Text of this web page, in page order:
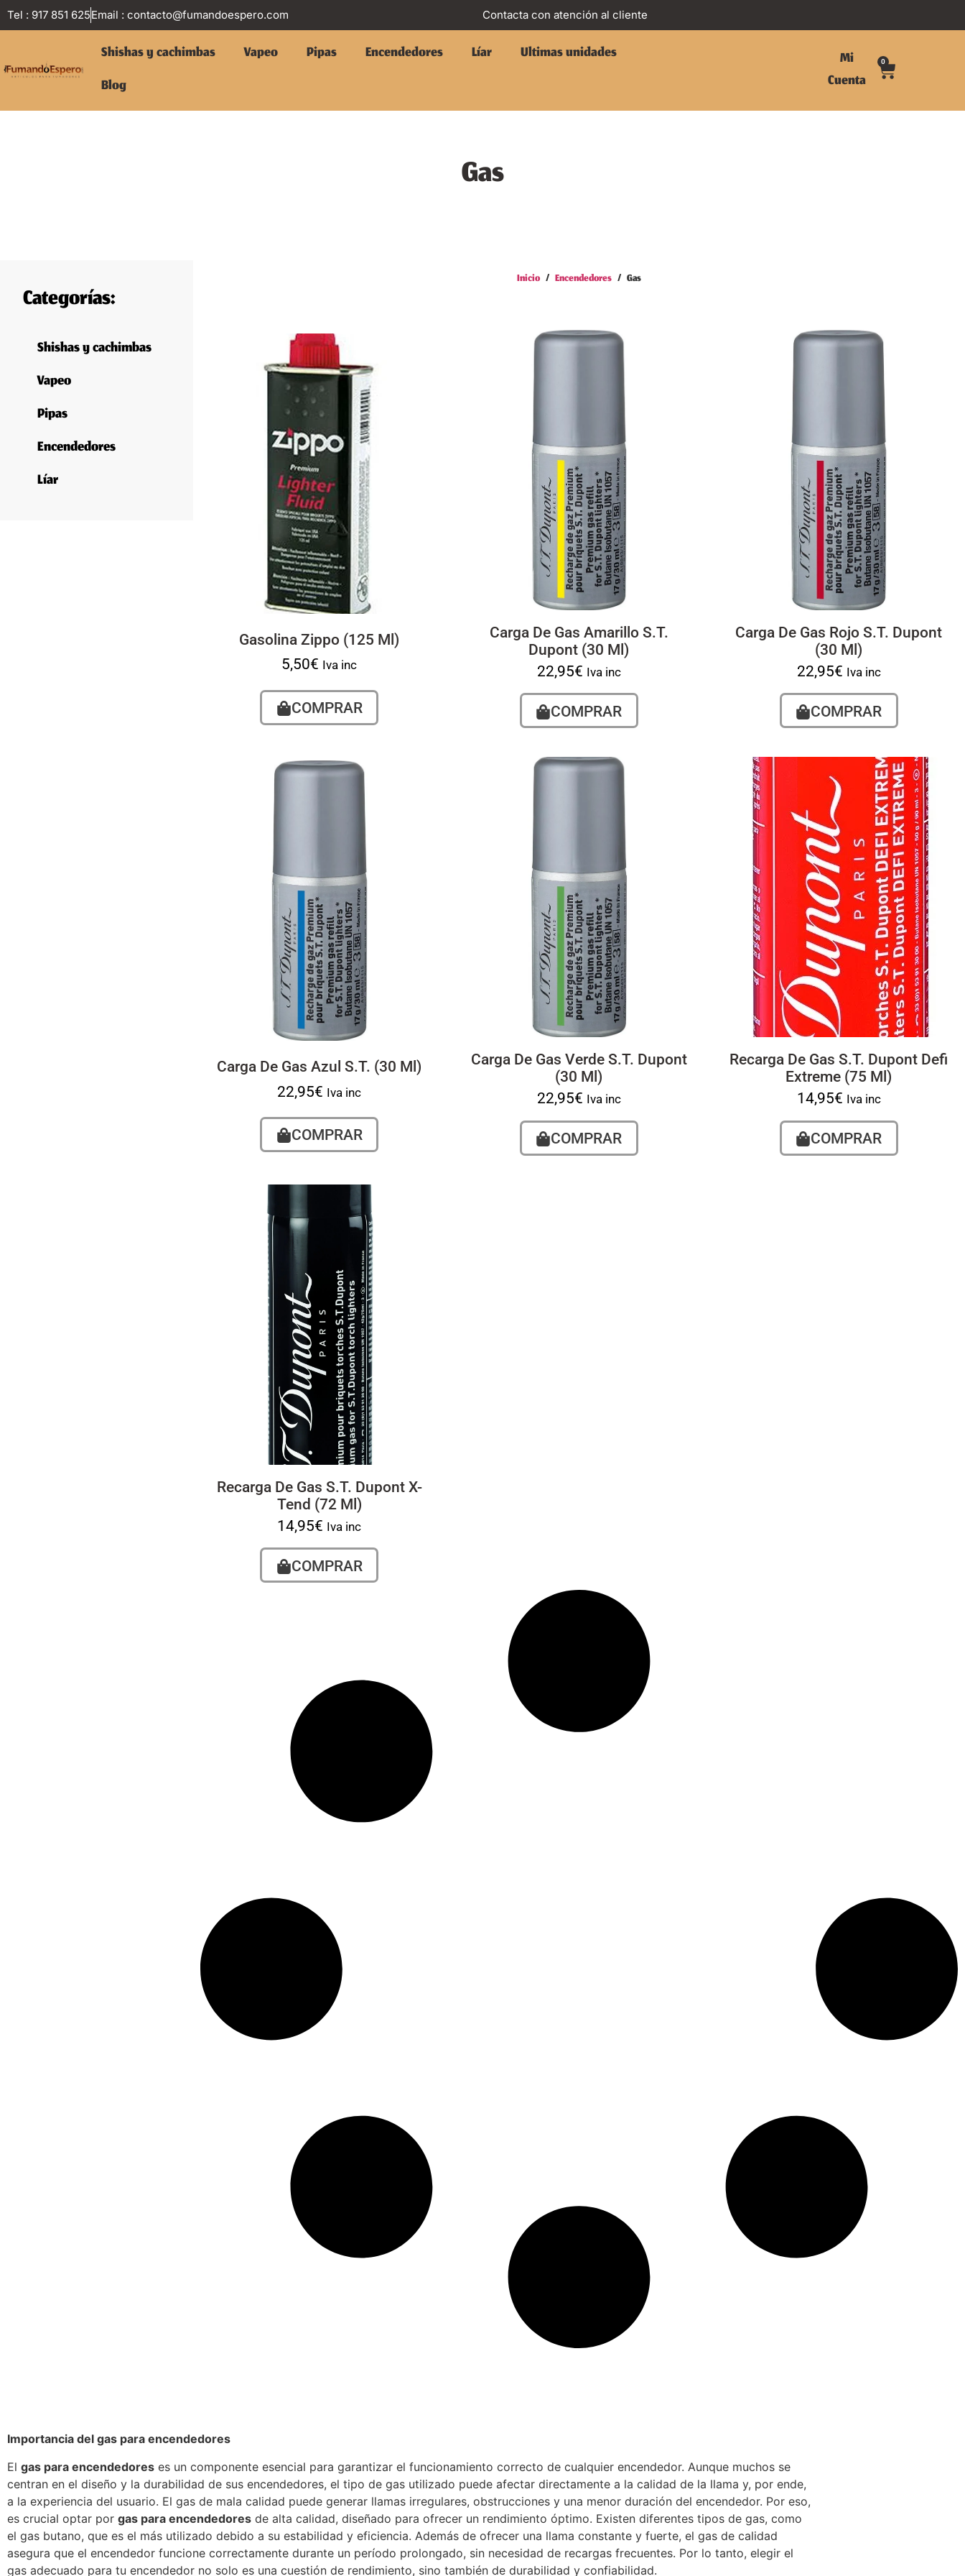
Tel : 917 851 625Email : contacto@fumandoespero.com Contacta con atención al cliente
Shishas y cachimbas Vapeo Pipas Encendedores Líar
Ultimas unidades
Blog
Mi
Cuenta
0
Gas
Categorías:
Shishas y cachimbas
Vapeo
Pipas
Encendedores
Líar
Inicio/ Encendedores/ Gas
Gasolina Zippo (125 Ml)
5,50€ Iva inc
COMPRAR
Carga De Gas Amarillo S.T.
Dupont (30 Ml)
22,95€ Iva inc
COMPRAR
Carga De Gas Rojo S.T. Dupont
(30 Ml)
22,95€ Iva inc
COMPRAR
Carga De Gas Azul S.T. (30 Ml)
22,95€ Iva inc
COMPRAR
Carga De Gas Verde S.T. Dupont
(30 Ml)
22,95€ Iva inc
COMPRAR
Recarga De Gas S.T. Dupont Defi
Extreme (75 Ml)
14,95€ Iva inc
COMPRAR
Recarga De Gas S.T. Dupont X-
Tend (72 Ml)
14,95€ Iva inc
COMPRAR
Importancia del gas para encendedores
El gas para encendedores es un componente esencial para garantizar el funcionamiento correcto de cualquier encendedor. Aunque muchos se
centran en el diseño y la durabilidad de sus encendedores, el tipo de gas utilizado puede afectar directamente a la calidad de la llama y, por ende,
a la experiencia del usuario. El gas de mala calidad puede generar llamas irregulares, obstrucciones y una menor duración del encendedor. Por eso,
es crucial optar por gas para encendedores de alta calidad, diseñado para ofrecer un rendimiento óptimo. Existen diferentes tipos de gas, como
el gas butano, que es el más utilizado debido a su estabilidad y eficiencia. Además de ofrecer una llama constante y fuerte, el gas de calidad
asegura que el encendedor funcione correctamente durante un período prolongado, sin necesidad de recargas frecuentes. Por lo tanto, elegir el
gas adecuado para tu encendedor no solo es una cuestión de rendimiento, sino también de durabilidad y confiabilidad.